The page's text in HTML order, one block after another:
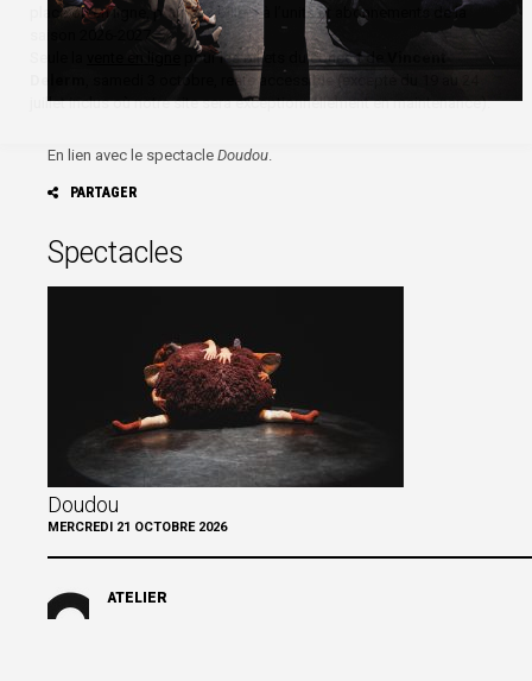
En lien avec le spectacle Doudou.
PARTAGER
Spectacles
Doudou
MERCREDI 21 OCTOBRE 2026
ATELIER
place ou en ligne, pour vos billets à l’unité et abonnements de la
saison 2026-2027.
pour les billets du concert de
, samedi 3 octobre, reste accessible (excepté du 19 au 24
juillet inclus où notre site sera exceptionnellement en maintenance).